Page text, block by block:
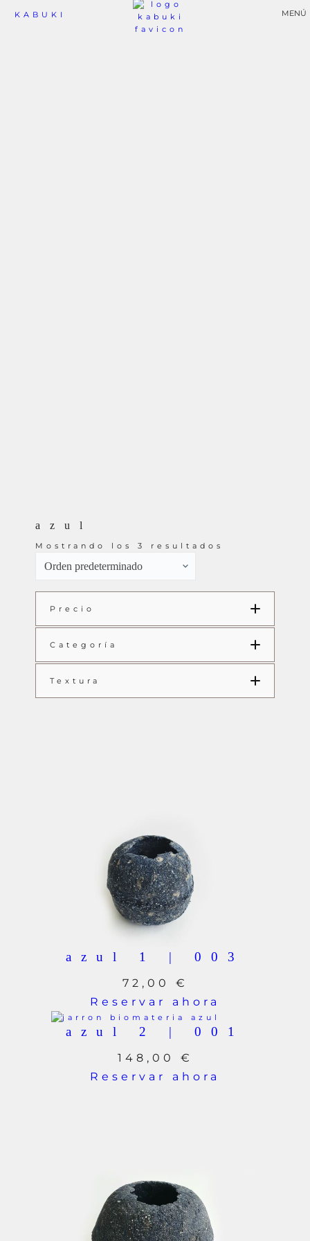
KABUKI MENÚ
azul
Mostrando los 3 resultados
Precio
Categoría
Textura
azul 1 | 003
72,00 €
Reservar ahora
azul 2 | 001
148,00 €
Reservar ahora